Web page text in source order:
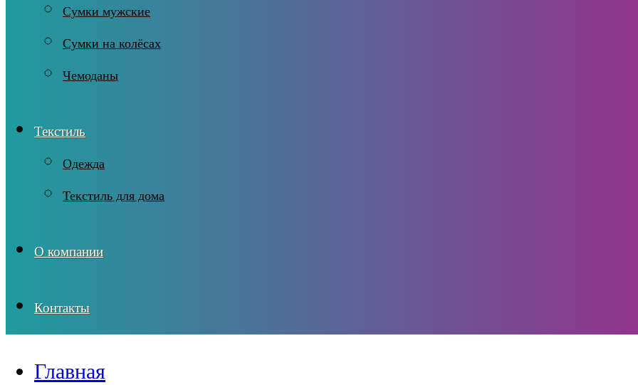
Сумки мужские
Сумки на колёсах
Чемоданы
Текстиль
Одежда
Текстиль для дома
О компании
Контакты
Главная